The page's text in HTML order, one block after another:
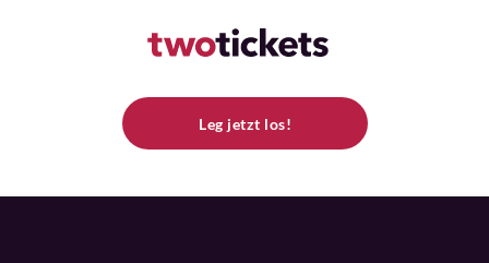
Leg jetzt los!